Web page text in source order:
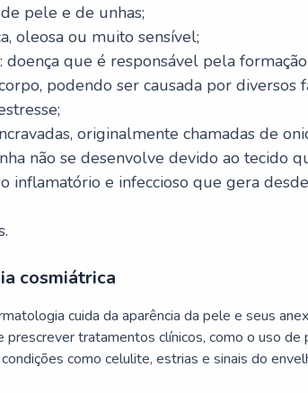
pele e de unhas;
oleosa ou muito sensível;
doença que é responsável pela
podendo ser causada por diversos
originalmente chamadas de
não se desenvolve devido ao tecido
inflamatório e infeccioso que gera
cosmiátrica
cuida da aparência da pele e seus
prescrever tratamentos clínicos, como o uso
como celulite, estrias e sinais do